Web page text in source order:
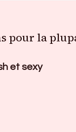
pour la
et sexy